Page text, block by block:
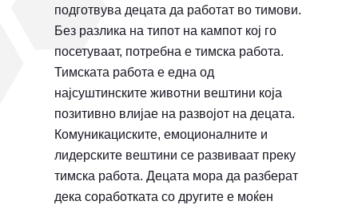
подготвува децата да работат во тимови.
Без разлика на типот на кампот кој го
посетуваат, потребна е тимска работа.
Тимската работа е една од
најсуштинските животни вештини која
позитивно влијае на развојот на децата.
Комуникациските, емоционалните и
лидерските вештини се развиваат преку
тимска работа. Децата мора да разберат
дека соработката со другите е моќен